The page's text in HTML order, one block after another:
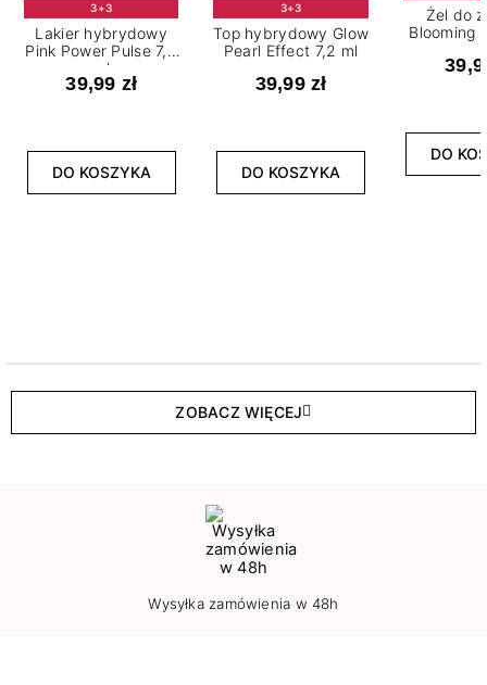
3+3
Lakier hybrydowy
Pink Power Pulse 7,2
ml
39,99 zł
DO KOSZYKA
3+3
Top hybrydowy Glow
Pearl Effect 7,2 ml
39,99 zł
DO KOSZYKA
Żel do
Blooming
DO
ZOBACZ WIĘCEJ
Wysyłka zamówienia w 48h